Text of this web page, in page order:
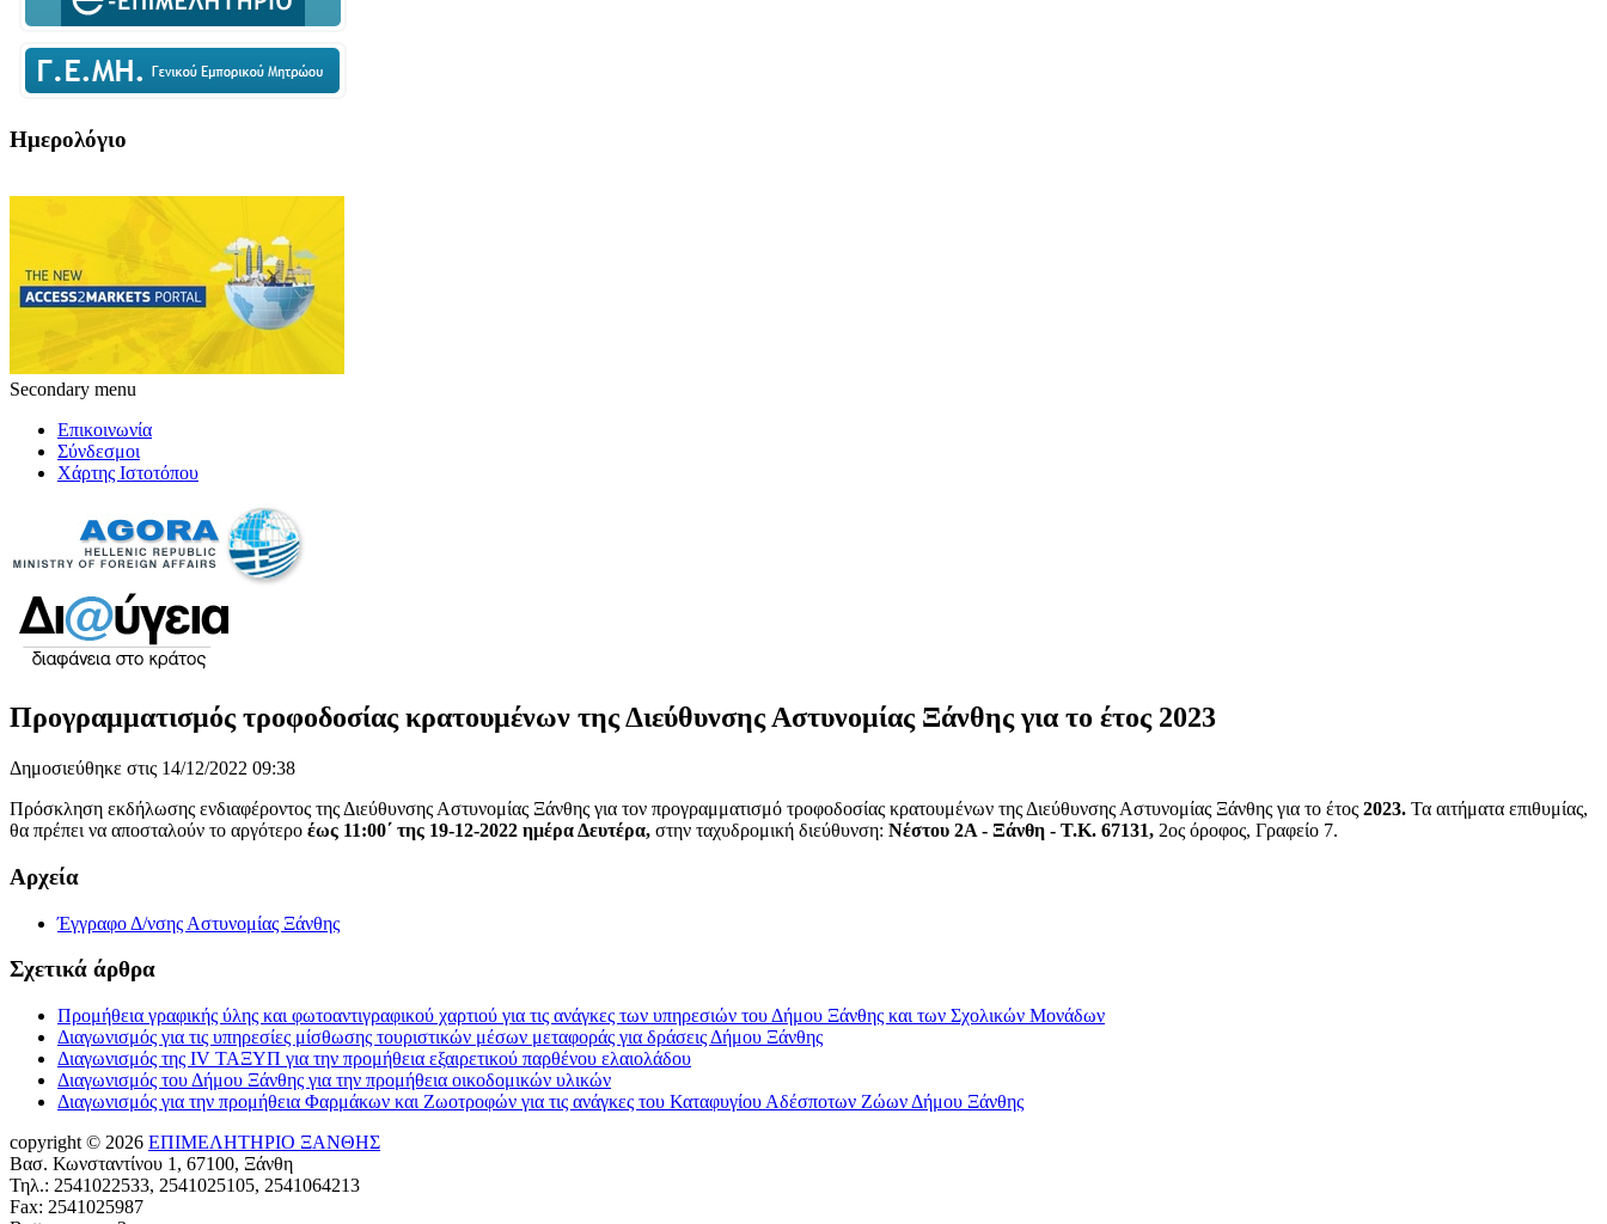
Ημερολόγιο
Secondary menu
Επικοινωνία
Σύνδεσμοι
Χάρτης Ιστοτόπου
Προγραμματισμός τροφοδοσίας κρατουμένων της Διεύθυνσης Αστυνομίας Ξάνθης για το έτος 2023
Δημοσιεύθηκε στις 14/12/2022 09:38
Πρόσκληση εκδήλωσης ενδιαφέροντος της Διεύθυνσης Αστυνομίας Ξάνθης για τον προγραμματισμό τροφοδοσίας κρατουμένων της Διεύθυνσης Αστυνομίας Ξάνθης για το έτος 2023. Τα αιτήματα επιθυμίας,
θα πρέπει να αποσταλούν το αργότερο έως 11:00΄ της 19-12-2022 ημέρα Δευτέρα, στην ταχυδρομική διεύθυνση: Νέστου 2Α - Ξάνθη - Τ.Κ. 67131, 2ος όροφος, Γραφείο 7.
Αρχεία
Έγγραφο Δ/νσης Αστυνομίας Ξάνθης
Σχετικά άρθρα
Προμήθεια γραφικής ύλης και φωτοαντιγραφικού χαρτιού για τις ανάγκες των υπηρεσιών του Δήμου Ξάνθης και των Σχολικών Μονάδων
Διαγωνισμός για τις υπηρεσίες μίσθωσης τουριστικών μέσων μεταφοράς για δράσεις Δήμου Ξάνθης
Διαγωνισμός της IV ΤΑΞΥΠ για την προμήθεια εξαιρετικού παρθένου ελαιολάδου
Διαγωνισμός του Δήμου Ξάνθης για την προμήθεια οικοδομικών υλικών
Διαγωνισμός για την προμήθεια Φαρμάκων και Ζωοτροφών για τις ανάγκες του Καταφυγίου Αδέσποτων Ζώων Δήμου Ξάνθης
copyright © 2026 ΕΠΙΜΕΛΗΤΗΡΙΟ ΞΑΝΘΗΣ
Βασ. Κωνσταντίνου 1, 67100, Ξάνθη
Τηλ.: 2541022533, 2541025105, 2541064213
Fax: 2541025987